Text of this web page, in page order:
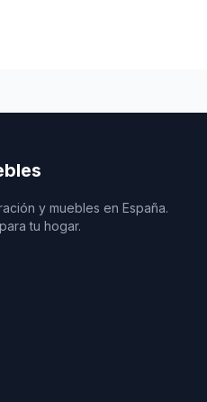
y muebles en España.
tu hogar.